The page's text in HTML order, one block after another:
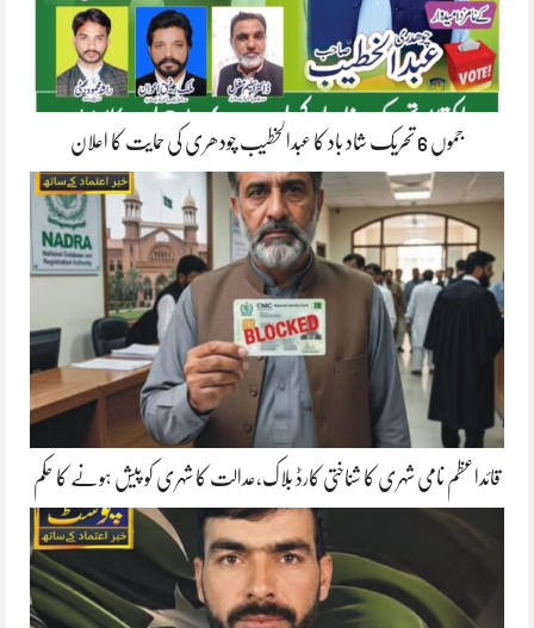
جموں 6 تحریک شاد باد کا عبدالخطیب چودھری کی حمایت کا اعلان
قائداعظم نامی شہری کا شناختی کارڈ بلاک،عدالت کا شہری کو پیش ہونے کا حکم